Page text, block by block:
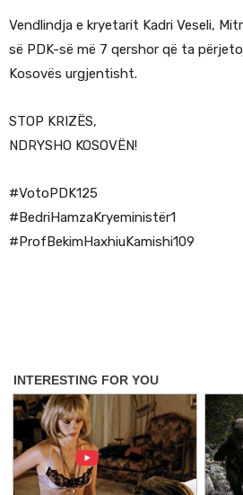
Vendlindja e kryetarit Kadri Veseli,
së PDK-së më 7 qershor që ta
Kosovës urgjentisht.
STOP KRIZËS,
NDRYSHO KOSOVËN!
#VotoPDK125
#BedriHamzaKryeministër1
#ProfBekimHaxhiuKamishi109